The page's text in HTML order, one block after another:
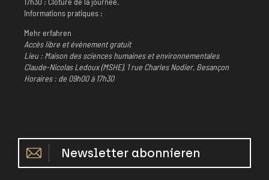
Informations pratiques :
Mehr erfahren
Accès libre et évènement gratuit
Lieu : Maison des sciences humaines et environnementales
Claude-Nicolas Ledoux (MSHE), 1 rue Charles Nodier, Besançon
Horaires : de 09h00 à 17h30
Newsletter abonnieren